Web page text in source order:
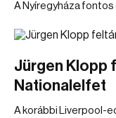
A Nyíregyháza
Jürgen Klopp
Nationalelfet
A korábbi Liverpool-